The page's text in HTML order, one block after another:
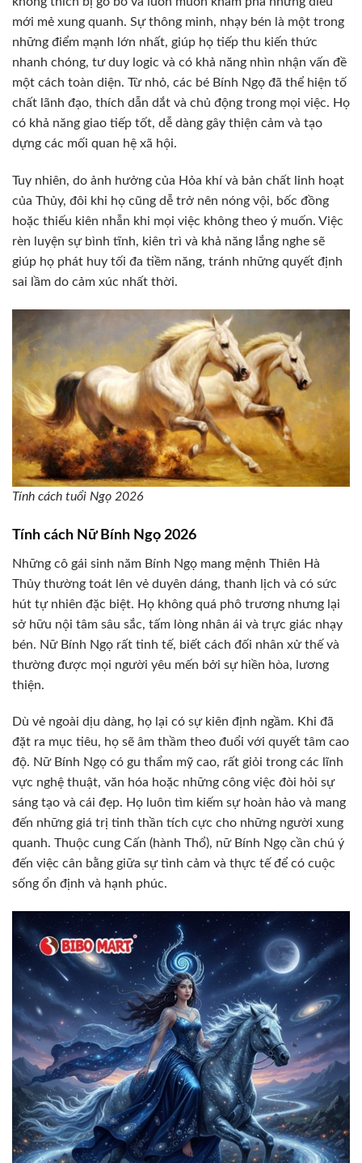
mới mẻ xung quanh. Sự thông minh, nhạy bén là một trong
những điểm mạnh lớn nhất, giúp họ tiếp thu kiến thức
nhanh chóng, tư duy logic và có khả năng nhìn nhận vấn đề
một cách toàn diện. Từ nhỏ, các bé Bính Ngọ đã thể hiện tố
chất lãnh đạo, thích dẫn dắt và chủ động trong mọi việc. Họ
có khả năng giao tiếp tốt, dễ dàng gây thiện cảm và tạo
dựng các mối quan hệ xã hội.
Tuy nhiên, do ảnh hưởng của Hỏa khí và bản chất linh hoạt
của Thủy, đôi khi họ cũng dễ trở nên nóng vội, bốc đồng
hoặc thiếu kiên nhẫn khi mọi việc không theo ý muốn. Việc
rèn luyện sự bình tĩnh, kiên trì và khả năng lắng nghe sẽ
giúp họ phát huy tối đa tiềm năng, tránh những quyết định
sai lầm do cảm xúc nhất thời.
Tính cách tuổi Ngọ 2026
Tính cách Nữ Bính Ngọ 2026
Những cô gái sinh năm Bính Ngọ mang mệnh Thiên Hà
Thủy thường toát lên vẻ duyên dáng, thanh lịch và có sức
hút tự nhiên đặc biệt. Họ không quá phô trương nhưng lại
sở hữu nội tâm sâu sắc, tấm lòng nhân ái và trực giác nhạy
bén. Nữ Bính Ngọ rất tinh tế, biết cách đối nhân xử thế và
thường được mọi người yêu mến bởi sự hiền hòa, lương
thiện.
Dù vẻ ngoài dịu dàng, họ lại có sự kiên định ngầm. Khi đã
đặt ra mục tiêu, họ sẽ âm thầm theo đuổi với quyết tâm cao
độ. Nữ Bính Ngọ có gu thẩm mỹ cao, rất giỏi trong các lĩnh
vực nghệ thuật, văn hóa hoặc những công việc đòi hỏi sự
sáng tạo và cái đẹp. Họ luôn tìm kiếm sự hoàn hảo và mang
đến những giá trị tinh thần tích cực cho những người xung
quanh. Thuộc cung Cấn (hành Thổ), nữ Bính Ngọ cần chú ý
đến việc cân bằng giữa sự tình cảm và thực tế để có cuộc
sống ổn định và hạnh phúc.